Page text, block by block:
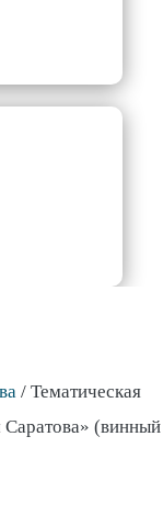
/ Тематическая
(винный